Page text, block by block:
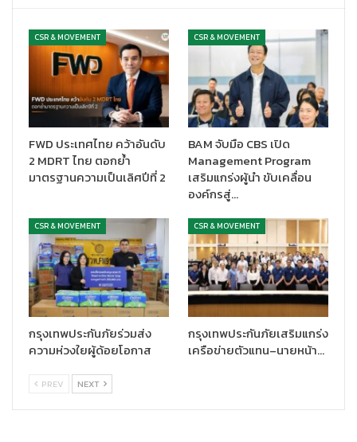
CSR & MOVEMENT
FWD ประเทศไทย คว้าอันดับ
2 MDRT ไทย ตอกย้ำ
มาตรฐานความเป็นเลิศปีที่ 2
CSR & MOVEMENT
BAM จับมือ CBS เปิด
Management Program
เสริมแกร่งผู้นำ ขับเคลื่อน
องค์กรสู่…
CSR & MOVEMENT
กรุงเทพประกันภัยร่วมส่ง
ความห่วงใยผู้ด้อยโอกาส
CSR & MOVEMENT
กรุงเทพประกันภัยเสริมแกร่ง
เครือข่ายตัวแทน–นายหน้า…
PREV NEXT